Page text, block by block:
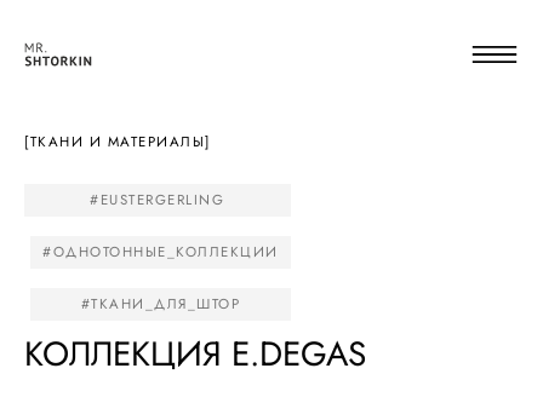
[ТКАНИ И МАТЕРИАЛЫ]
#EUSTERGERLING
#ОДНОТОННЫЕ_КОЛЛЕКЦИИ
#ТКАНИ_ДЛЯ_ШТОР
КОЛЛЕКЦИЯ E.DEGAS